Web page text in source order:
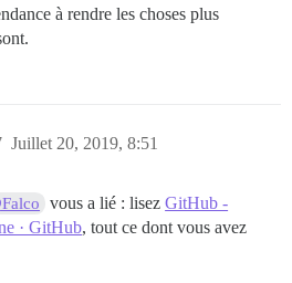
à rendre les choses plus
Juillet 20, 2019, 8:51
vous a lié : lisezGitHub -
· GitHub, tout ce dont vous avez